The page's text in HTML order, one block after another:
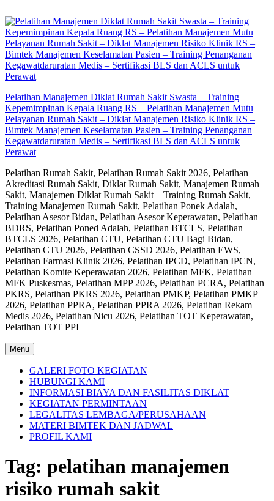
to
content
Pelatihan Manajemen Diklat Rumah Sakit Swasta – Training
Kepemimpinan Kepala Ruang RS – Pelatihan Manajemen Mutu
Pelayanan Rumah Sakit – Diklat Manajemen Risiko Klinik RS –
Bimtek Manajemen Keselamatan Pasien – Training Penanganan
Kegawatdaruratan Medis – Sertifikasi BLS dan ACLS untuk
Perawat
Pelatihan Rumah Sakit, Pelatihan Rumah Sakit 2026, Pelatihan
Akreditasi Rumah Sakit, Diklat Rumah Sakit, Manajemen Rumah
Sakit, Manajemen Diklat Rumah Sakit – Training Rumah Sakit,
Training Manajemen Rumah Sakit, Pelatihan Ponek Adalah,
Pelatihan Asesor Bidan, Pelatihan Asesor Keperawatan, Pelatihan
BDRS, Pelatihan Poned Adalah, Pelatihan BTCLS, Pelatihan
BTCLS 2026, Pelatihan CTU, Pelatihan CTU Bagi Bidan,
Pelatihan CTU 2026, Pelatihan CSSD 2026, Pelatihan EWS,
Pelatihan Farmasi Klinik 2026, Pelatihan IPCD, Pelatihan IPCN,
Pelatihan Komite Keperawatan 2026, Pelatihan MFK, Pelatihan
MFK Puskesmas, Pelatihan MPP 2026, Pelatihan PCRA, Pelatihan
PKRS, Pelatihan PKRS 2026, Pelatihan PMKP, Pelatihan PMKP
2026, Pelatihan PPRA, Pelatihan PPRA 2026, Pelatihan Rekam
Medis 2026, Pelatihan Nicu 2026, Pelatihan TOT Keperawatan,
Pelatihan TOT PPI
Menu
GALERI FOTO KEGIATAN
HUBUNGI KAMI
INFORMASI BIAYA DAN FASILITAS DIKLAT
KEGIATAN PERMINTAAN
LEGALITAS LEMBAGA/PERUSAHAAN
MATERI BIMTEK DAN JADWAL
PROFIL KAMI
Tag: pelatihan manajemen
risiko rumah sakit